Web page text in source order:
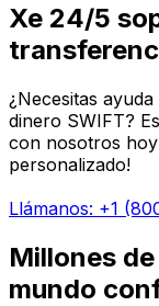
Xe 24/5
¿Necesitas
dinero SWIFT?
con nosotros
personalizado!
Llámanos: +1
Millones
mundo